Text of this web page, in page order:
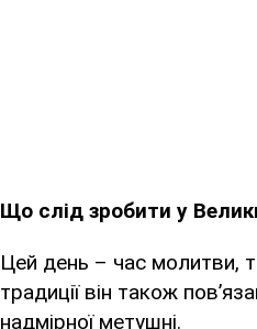
Що слід зробити у
Цей день – час молитви,
традиції він також
надмірної метушні.